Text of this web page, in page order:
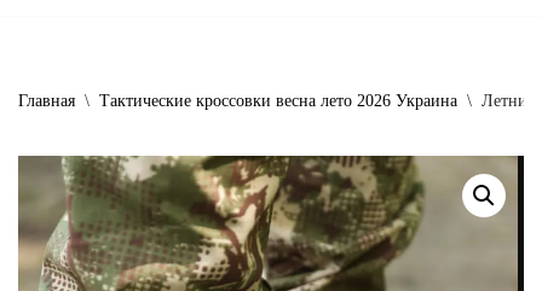
Главная \ Тактические кроссовки весна лето 2026 Украина \ Летние